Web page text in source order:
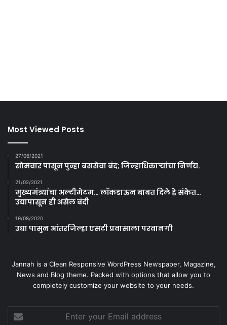
Most Viewed Posts
27/06/2021
सोमवार पासून पुन्हा बससेवा बंद; जिल्हाधिकाऱ्यांचा निर्णय.
21/02/2021
मुख्यमंत्र्यांचा अल्टीमेटम… लॉकडाऊन बाबत दिले हे संकेत…
उद्यापासून ही असेल बंदी
19/08/2020
उद्या पासुन आंतरजिल्हा एसटी प्रवासाला परवानगी
Jannah is a Clean Responsive WordPress Newspaper, Magazine,
News and Blog theme. Packed with options that allow you to
completely customize your website to your needs.
your